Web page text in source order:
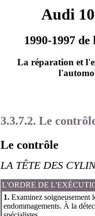
Audi
1990-1997
La réparation et
3.3.7.2. Le
Le contrôle
LA TÊTE DES
L'ORDRE DE
1. Examinez soigneusement
endommagements. À la